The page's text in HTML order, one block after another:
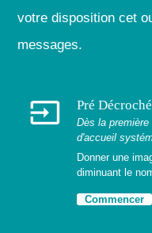
votre disposition cet
messages.
input Pré Décroché
Dès la
d'accueil
Donner une
diminuant le
Commencer